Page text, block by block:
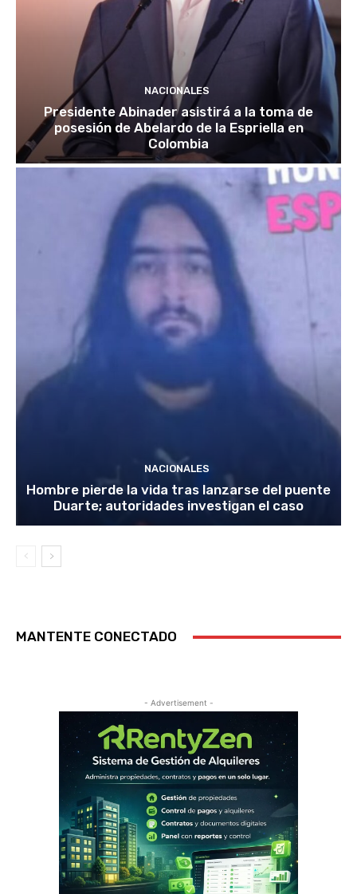
NACIONALES
Presidente Abinader asistirá a la toma de
posesión de Abelardo de la Espriella en
Colombia
NACIONALES
Hombre pierde la vida tras lanzarse del puente
Duarte; autoridades investigan el caso
MANTENTE CONECTADO
- Advertisement -